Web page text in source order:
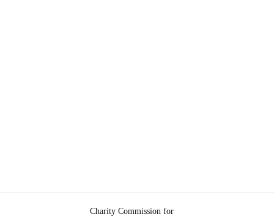
Charity Commission for